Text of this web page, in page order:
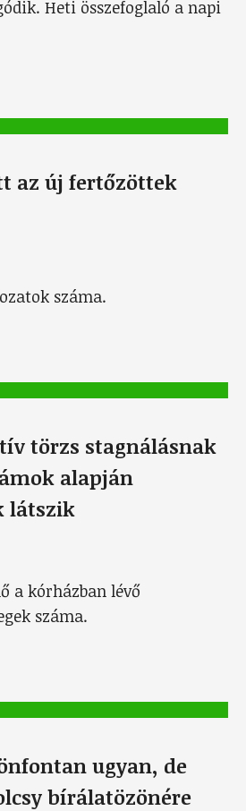
Heti összefoglaló a napi
az új fertőzöttek
száma.
törzs stagnálásnak
alapján
látszik
a kórházban lévő
száma.
ugyan, de
bírálatözönére